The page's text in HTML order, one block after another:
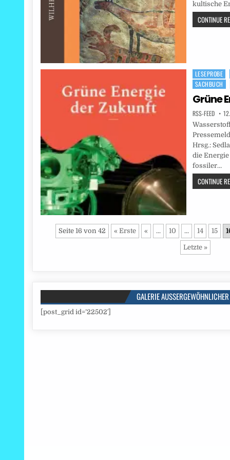
kultische
CONTINUE
Posted
in
LESEPROBE
SACHBUCH
Grüne
RSS-FEED
Hrsg.:
die
fossiler…
CONTINUE
Seite 16 von 42 « Erste « ... 10 ... 14 15
Letzte »
GALERIE AUSSERGEWÖHNLICHER
[post_grid id=’22502′]